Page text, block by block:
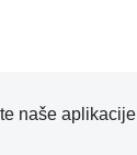
naše aplikacije